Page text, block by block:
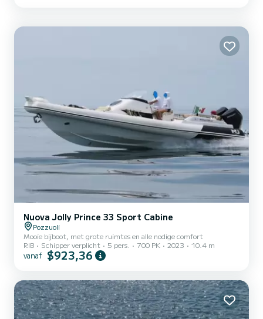
Nuova Jolly Prince 33 Sport Cabine
Pozzuoli
Mooie bijboot, met grote ruimtes en alle nodige comfort
RIB
Schipper verplicht 5 pers. 700 PK 2023 10.4 m
vanaf $923,36